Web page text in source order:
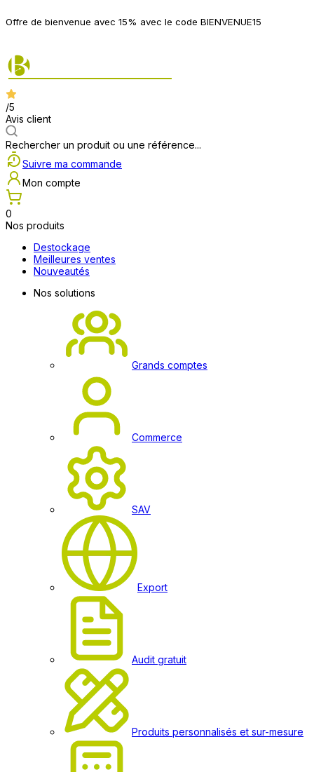
Offre de bienvenue avec 15% avec le code BIENVENUE15
/5
Avis client
Rechercher un produit ou une référence...
Suivre ma commande
Mon compte
0
Nos produits
Destockage
Meilleures ventes
Nouveautés
Nos solutions
Grands comptes
Commerce
SAV
Export
Audit gratuit
Produits personnalisés et sur-mesure